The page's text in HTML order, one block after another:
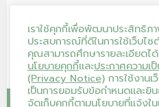
เราใช้คุกกี้เพื่อพัฒนาประสิทธิภ
ประสบการณ์ที่ดีในการใช้เว็บไ
คุณสามารถศึกษารายละเอียดไ
นโยบายคุกกี้และประกาศความเ
(Privacy Notice) การใช้งาน
เป็นการยอมรับข้อกำหนดและยิน
จัดเก็บคุกกี้ตามนโยบายที่แจ้งใ